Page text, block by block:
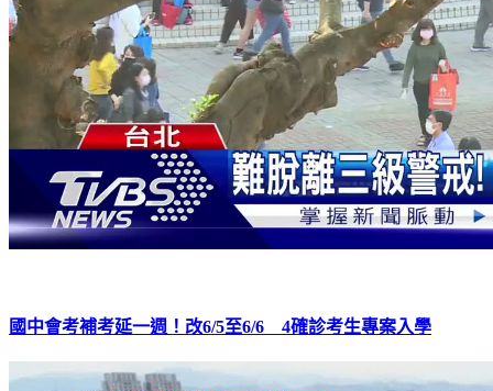
國中會考補考延一週！改6/5至6/6 4確診考生專案入學